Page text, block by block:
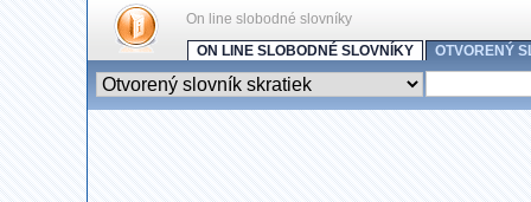
On line slobodné slovníky
ON LINE SLOBODNÉ SLOVNÍKY
OTVORENÝ